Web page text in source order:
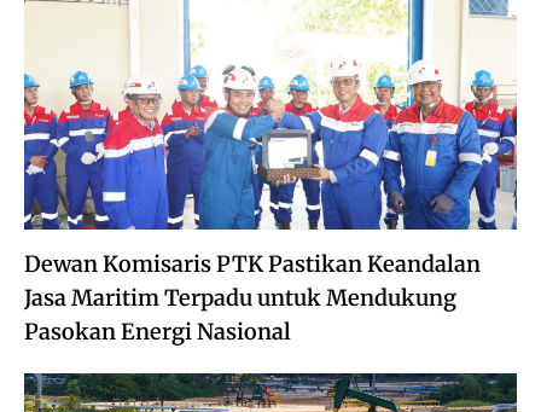
Dewan Komisaris PTK Pastikan Keandalan
Jasa Maritim Terpadu untuk Mendukung
Pasokan Energi Nasional